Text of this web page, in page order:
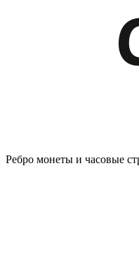
Ребро монеты и часовые